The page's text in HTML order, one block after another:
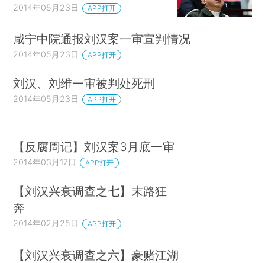
2014年05月23日 APP打开
咸宁中院通报刘汉案一审宣判情况
2014年05月23日 APP打开
刘汉、刘维一审被判处死刑
2014年05月23日 APP打开
【反腐周记】刘汉案3月底一审
2014年03月17日 APP打开
【刘汉兴衰调查之七】末路狂
奔
2014年02月25日 APP打开
【刘汉兴衰调查之六】豪赌江湖